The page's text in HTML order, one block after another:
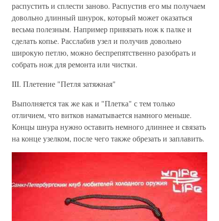
распустить и сплести заново. Распустив его мы получаем
довольно длинный шнурок, который может оказаться
весьма полезным. Например привязать нож к палке и
сделать копье. Расслабив узел и получив довольно
широкую петлю, можно беспрепятственно разобрать и
собрать нож для ремонта или чистки.
III. Плетение "Петля затяжная"
Выполняется так же как и "Плетка" с тем только
отличием, что витков наматывается намного меньше.
Концы шнура нужно оставить немного длиннее и связать
на конце узелком, после чего также обрезать и заплавить.